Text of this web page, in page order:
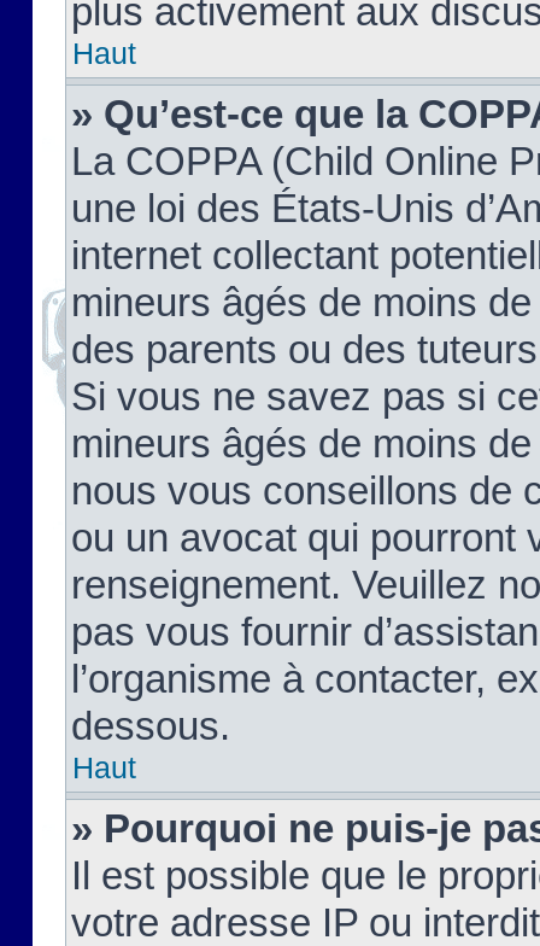
plus activement aux
Haut
» Qu’est-ce que la
La COPPA (Child Online
une loi des États-Unis
internet collectant
mineurs âgés de moins
des parents ou des
Si vous ne savez pas si
mineurs âgés de moins
nous vous conseillons de
ou un avocat qui pourront
renseignement. Veuillez
pas vous fournir
l’organisme à contacter,
dessous.
Haut
» Pourquoi ne puis-je
Il est possible que le
votre adresse IP ou